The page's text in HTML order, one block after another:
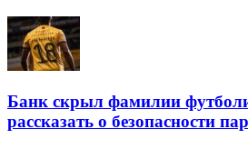
Банк скрыл фамилии
рассказать о безопасности